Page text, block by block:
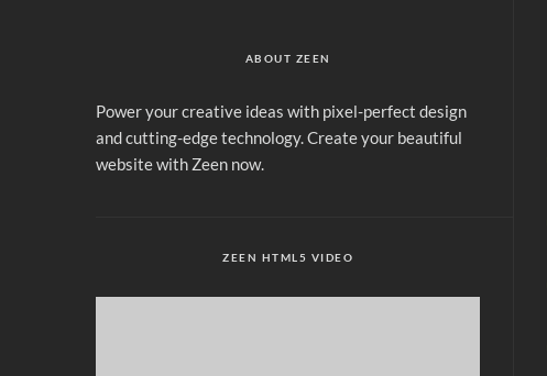
ABOUT ZEEN
Power your creative ideas with pixel-perfect design
and cutting-edge technology. Create your beautiful
website with Zeen now.
ZEEN HTML5 VIDEO